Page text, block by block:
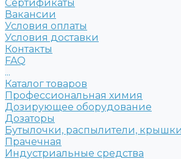
Сертификаты
Вакансии
Условия оплаты
Условия доставки
Контакты
FAQ
...
Каталог товаров
Профессиональная химия
Дозирующее оборудование
Дозаторы
Бутылочки, распылители,
Прачечная
Индустриальные средства